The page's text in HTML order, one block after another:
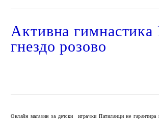
Активна
гнездо розово
Онлайн магазин за детски играчки Патиланци не гарантира